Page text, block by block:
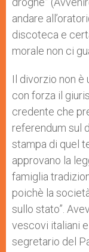
andare
discoteca e
morale non ci
Il divorzio non
con forza il
credente che
referendum sul
stampa di quel
approvano la
famiglia
poichè la
sullo stato”.
vescovi italiani
segretario del